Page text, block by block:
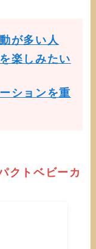
が多い人
楽しみたい
ションを重
クトベビーカ